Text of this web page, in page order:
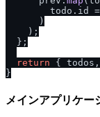
        todo.
id
      )
    );
  };
return { todos,
メインアプリケー